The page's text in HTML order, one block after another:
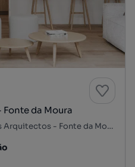
Fonte da Moura
Rua Lidador, Cooperativa dos Arquitectos - Fonte da Moura - Pedra Verde, Aldoar, Foz do Douro e Nevogilde, Porto, Porto